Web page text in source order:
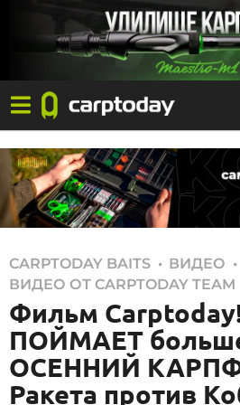
2
2
.
1
.
CARPTODAY BAITS ,ВИДЕО
ВИДЕО ОТ CARPTODAY TEAM
Фильм
ПОЙМАЕТ
ОСЕННИЙ
Ракета против